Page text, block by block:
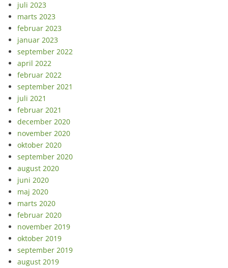
juli 2023
marts 2023
februar 2023
januar 2023
september 2022
april 2022
februar 2022
september 2021
juli 2021
februar 2021
december 2020
november 2020
oktober 2020
september 2020
august 2020
juni 2020
maj 2020
marts 2020
februar 2020
november 2019
oktober 2019
september 2019
august 2019